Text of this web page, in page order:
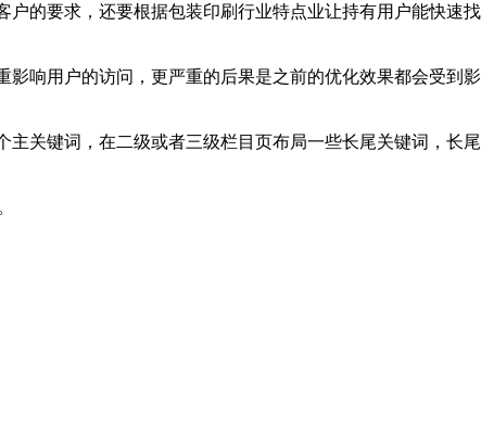
的要求，还要根据包装印刷行业特点业让持有用户能快速找
响用户的访问，更严重的后果是之前的优化效果都会受到影
关键词，在二级或者三级栏目页布局一些长尾关键词，长尾